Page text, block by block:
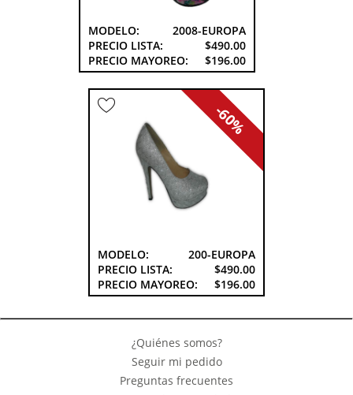
MODELO:
2008-EUROPA
PRECIO LISTA:
$490.00
PRECIO MAYOREO:
$196.00
-60%
MODELO:
200-EUROPA
PRECIO LISTA:
$490.00
PRECIO MAYOREO:
$196.00
¿Quiénes somos?
Seguir mi pedido
Preguntas frecuentes